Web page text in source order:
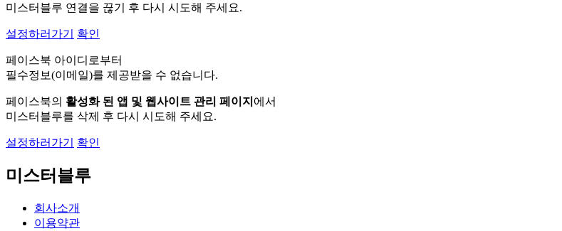
미스터블루 연결을 끊기 후 다시 시도해 주세요.
설정하러가기 확인
페이스북 아이디로부터
필수정보(이메일)를 제공받을 수 없습니다.
페이스북의 활성화 된 앱 및 웹사이트 관리 페이지 에서
미스터블루를 삭제 후 다시 시도해 주세요.
설정하러가기 확인
미스터블루
회사소개
이용약관